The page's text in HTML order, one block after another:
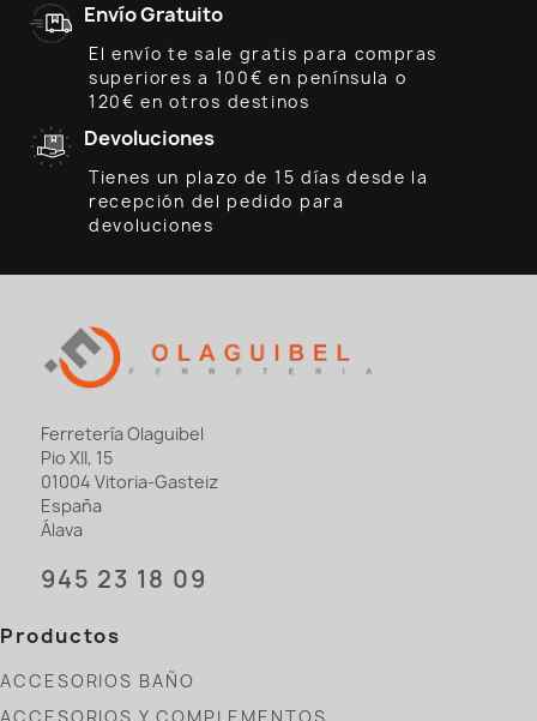
Envío Gratuito
El envío te sale gratis para compras
superiores a 100€ en península o
120€ en otros destinos
Devoluciones
Tienes un plazo de 15 días desde la
recepción del pedido para
devoluciones
Ferretería Olaguibel
Pio XII, 15
01004 Vitoria-Gasteiz
España
Álava
945 23 18 09
Productos
ACCESORIOS BAÑO
ACCESORIOS Y COMPLEMENTOS